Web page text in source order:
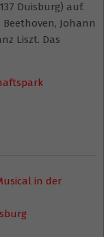
Duisburg) auf.
Johann
Liszt. Das
in der